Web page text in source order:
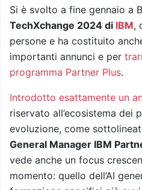
Si è svolto a fine gennaio a
TechXchange 2024 di IBM,
persone e ha costituito
importanti annunci e per
programma Partner Plus.
Introdotto esattamente un
riservato all’ecosistema dei
evoluzione, come
General Manager IBM
vede anche un focus
momento: quello dell’AI